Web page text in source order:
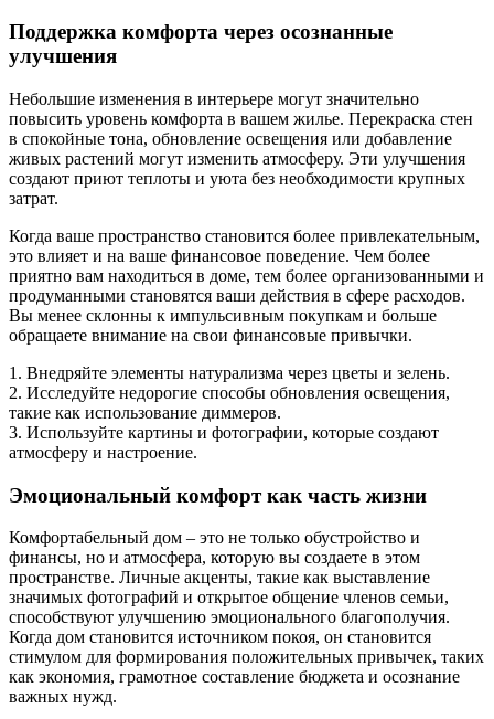
Поддержка комфорта через осознанные
улучшения
Небольшие изменения в интерьере могут значительно
повысить уровень комфорта в вашем жилье. Перекраска стен
в спокойные тона, обновление освещения или добавление
живых растений могут изменить атмосферу. Эти улучшения
создают приют теплоты и уюта без необходимости крупных
затрат.
Когда ваше пространство становится более привлекательным,
это влияет и на ваше финансовое поведение. Чем более
приятно вам находиться в доме, тем более организованными и
продуманными становятся ваши действия в сфере расходов.
Вы менее склонны к импульсивным покупкам и больше
обращаете внимание на свои финансовые привычки.
1. Внедряйте элементы натурализма через цветы и зелень.
2. Исследуйте недорогие способы обновления освещения,
такие как использование диммеров.
3. Используйте картины и фотографии, которые создают
атмосферу и настроение.
Эмоциональный комфорт как часть жизни
Комфортабельный дом – это не только обустройство и
финансы, но и атмосфера, которую вы создаете в этом
пространстве. Личные акценты, такие как выставление
значимых фотографий и открытое общение членов семьи,
способствуют улучшению эмоционального благополучия.
Когда дом становится источником покоя, он становится
стимулом для формирования положительных привычек, таких
как экономия, грамотное составление бюджета и осознание
важных нужд.